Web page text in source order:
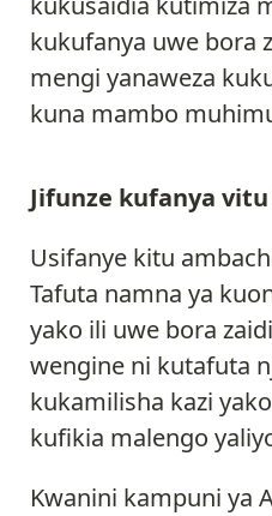
kukufanya uwe bora
mengi yanaweza
kuna mambo
Jifunze kufanya
Usifanye kitu
Tafuta namna ya
yako ili uwe bora
wengine ni kutafuta
kukamilisha kazi
kufikia malengo
Kwanini kampuni ya